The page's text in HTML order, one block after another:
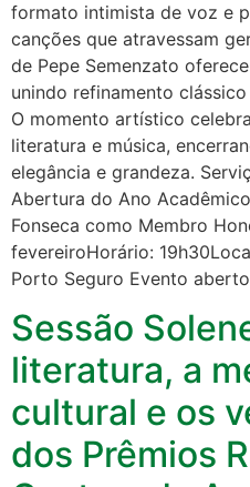
formato intimista de voz e
canções que atravessam
de Pepe Semenzato
unindo refinamento
O momento artístico
literatura e música,
elegância e grandeza.
Abertura do Ano
Fonseca como Membro
fevereiroHorário:
Porto Seguro Evento
Sessão
literatura, a
cultural e os
dos Prêmios